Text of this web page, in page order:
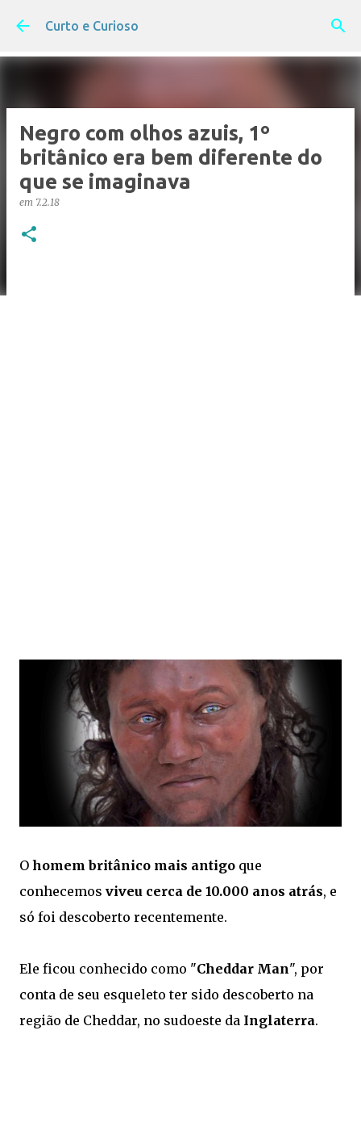
Pular para o conteúdo principal
Curto e Curioso
Negro com olhos azuis, 1º
britânico era bem diferente do
que se imaginava
em 7.2.18
O homem britânico mais antigo que
conhecemos viveu cerca de 10.000 anos atrás, e
só foi descoberto recentemente.
Ele ficou conhecido como "Cheddar Man", por
conta de seu esqueleto ter sido descoberto na
região de Cheddar, no sudoeste da Inglaterra.